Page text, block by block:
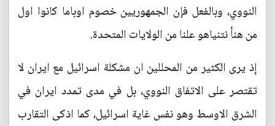
النووي، وبالفعل فإن الجمهوريين خصوم اوباما كانوا اول
من هنأ نتنياهو علنا من الولايات المتحدة.
إذ يرى الكثير من المحللين ان مشكلة اسرائيل مع ايران لا
تقتصر على الاتفاق النووي، بل في مدى تمدد ايران في
الشرق الاوسط وهو نفس غاية اسرائيل، كما اذكى التقارب